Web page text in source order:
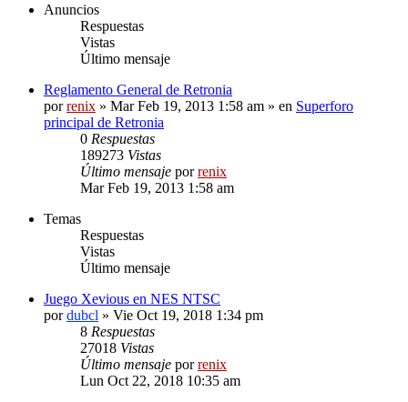
Anuncios
Respuestas
Vistas
Último mensaje
Reglamento General de Retronia
porrenix » Mar Feb 19, 2013 1:58 am » en Superforo
principal de Retronia
0 Respuestas
189273 Vistas
Último mensaje porrenix
Mar Feb 19, 2013 1:58 am
Temas
Respuestas
Vistas
Último mensaje
Juego Xevious en NES NTSC
pordubcl » Vie Oct 19, 2018 1:34 pm
8 Respuestas
27018 Vistas
Último mensaje porrenix
Lun Oct 22, 2018 10:35 am